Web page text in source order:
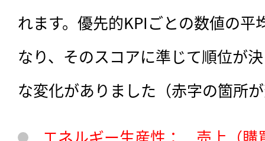
れます。優先的KPIごとの数値の平
なり、そのスコアに準じて順位が
な変化がありました（赤字の箇所
エネルギー生産性： 売上（購